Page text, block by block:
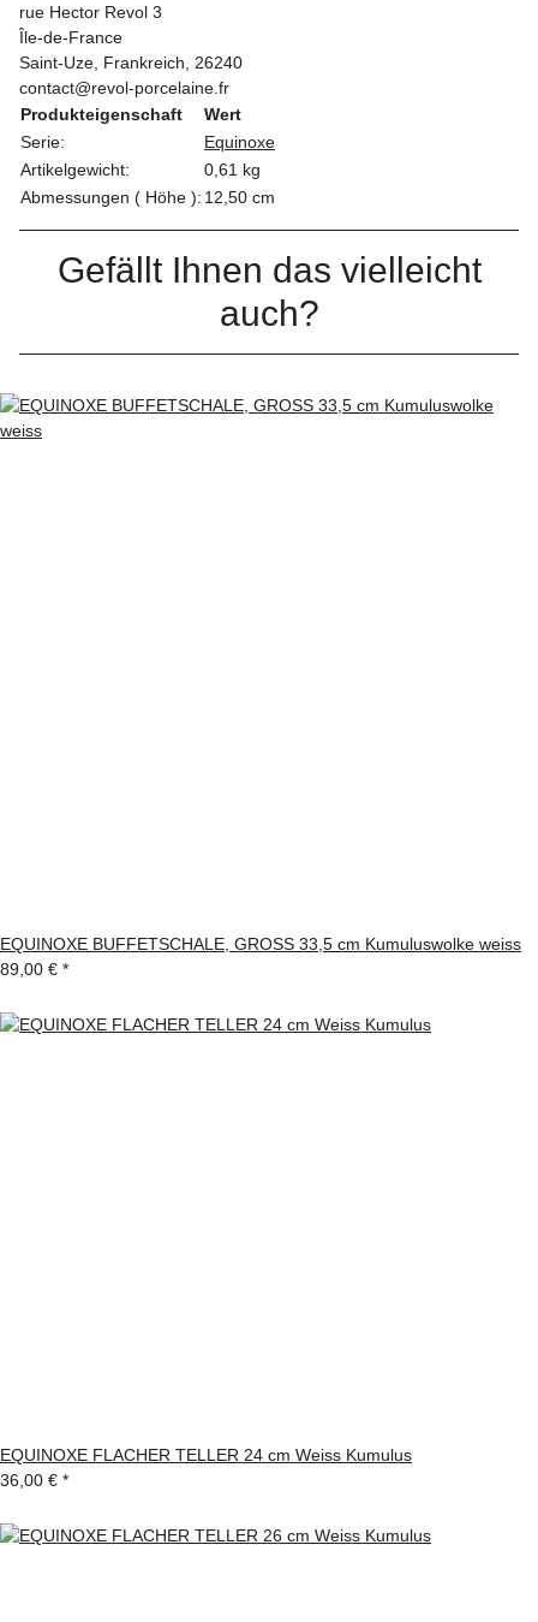
rue Hector Revol 3
Île-de-France
Saint-Uze, Frankreich, 26240
contact@revol-porcelaine.fr
Produkteigenschaft
Wert
Serie:
Equinoxe
Artikelgewicht:
0,61 kg
Abmessungen ( Höhe ): 12,50 cm
Gefällt Ihnen das vielleicht
auch?
EQUINOXE BUFFETSCHALE, GROSS 33,5 cm Kumuluswolke weiss
89,00 € *
EQUINOXE FLACHER TELLER 24 cm Weiss Kumulus
36,00 € *